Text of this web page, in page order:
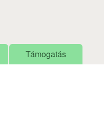
Támogatás